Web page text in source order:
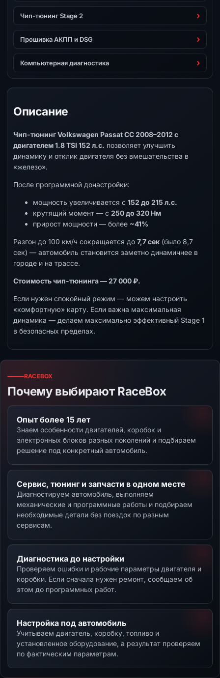
Чип-тюнинг Stage 2
Прошивка АКПП и DSG
Компьютерная диагностика
Описание
Чип-тюнинг Volkswagen Passat CC 2008–2012 с
двигателем 1.8 TSI 152 л.с. позволяет улучшить
динамику и отклик двигателя без вмешательства в
«железо».
После программной донастройки:
мощность увеличивается с 152 до 215 л.с.
крутящий момент — с 250 до 320 Нм
прирост мощности — более ~41%
Разгон до 100 км/ч сокращается до 7,7 сек (было 8,7
сек) — автомобиль становится заметно динамичнее в
городе и на трассе.
Стоимость чип-тюнинга — 27 000 ₽.
Если нужен спокойный режим — можем настроить
«комфортную» карту. Если важна максимальная
динамика — делаем максимально эффективный Stage 1
в безопасных пределах.
RACEBOX
Почему выбирают RaceBox
Опыт более 15 лет
Знаем особенности двигателей, коробок и
электронных блоков разных поколений и подбираем
решение под конкретный автомобиль.
Сервис, тюнинг и запчасти в одном месте
Диагностируем автомобиль, выполняем
механические и программные работы и подбираем
необходимые детали без поездок по разным
сервисам.
Диагностика до настройки
Проверяем ошибки и рабочие параметры двигателя и
коробки. Если сначала нужен ремонт, сообщаем об
этом до программных работ.
Настройка под автомобиль
Учитываем двигатель, коробку, топливо и
установленное оборудование, а результат проверяем
по фактическим параметрам.